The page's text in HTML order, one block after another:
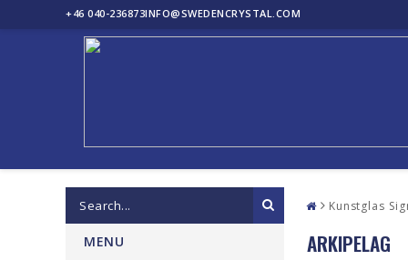
+46 040-236873INFO@SWEDENCRYSTAL.COM
MENU
Kunstglas
ARKIPELAG